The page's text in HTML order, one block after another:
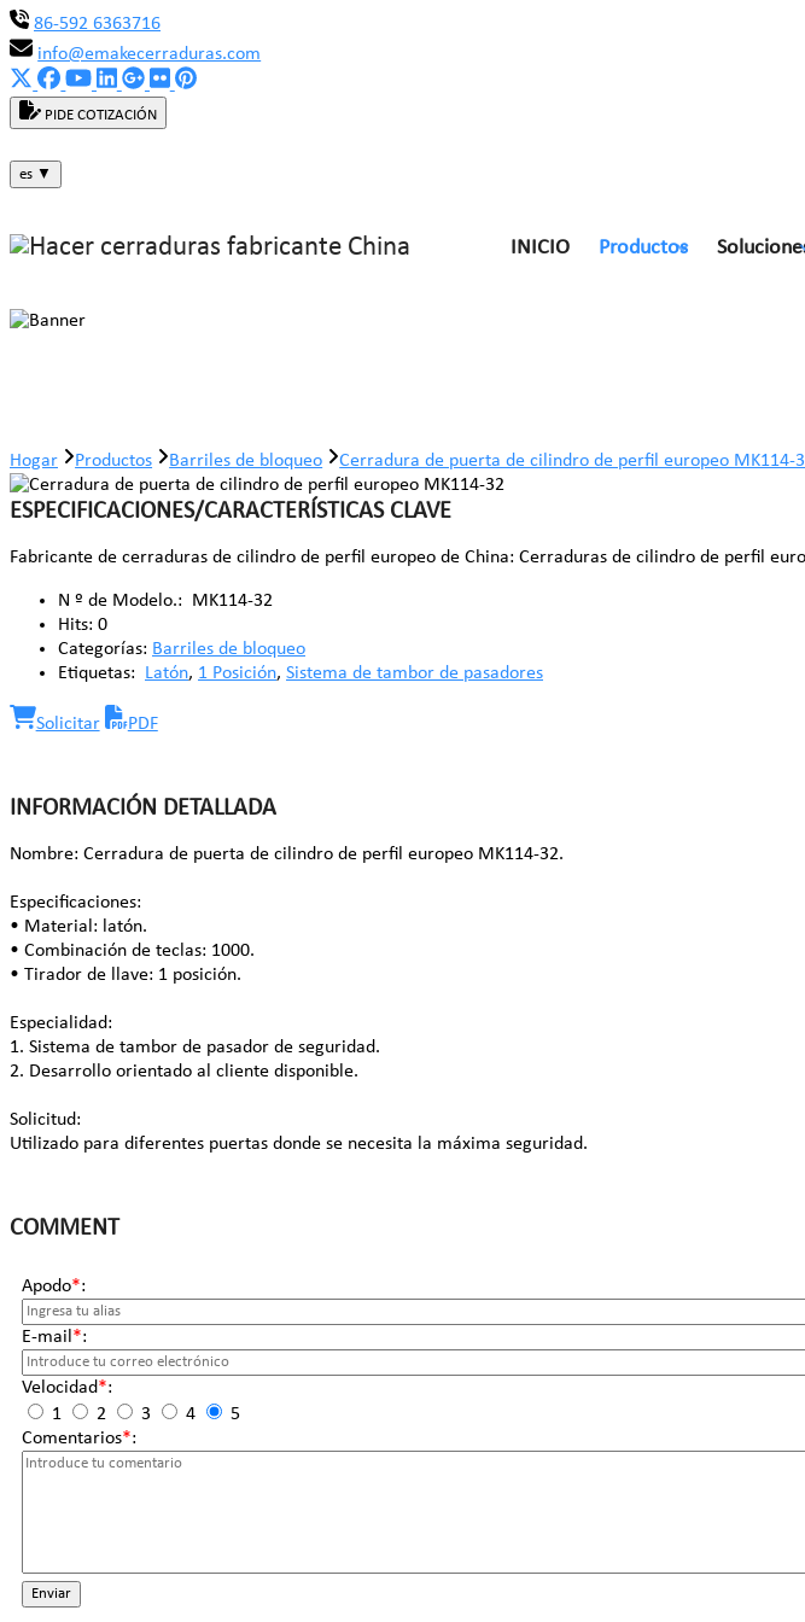
86-592 6363716
info@emakecerraduras.com
PIDE COTIZACIÓN
es ▼
INICIO Productos
Hogar Productos Barriles de bloqueo Cerradura de puerta de cilindro de perfil europeo MK114-
ESPECIFICACIONES/CARACTERÍSTICAS CLAVE
Fabricante de cerraduras de cilindro de perfil europeo de China: Cerraduras de cilindro de perfil
N º de Modelo.:
MK114-32
Hits: 0
Categorías: Barriles de bloqueo
Etiquetas:
Latón, 1 Posición, Sistema de tambor de pasadores
Solicitar PDF
INFORMACIÓN DETALLADA
Nombre: Cerradura de puerta de cilindro de perfil europeo MK114-32.
Especificaciones:
• Material: latón.
• Combinación de teclas: 1000.
• Tirador de llave: 1 posición.
Especialidad:
1. Sistema de tambor de pasador de seguridad.
2. Desarrollo orientado al cliente disponible.
Solicitud:
Utilizado para diferentes puertas donde se necesita la máxima seguridad.
COMMENT
Apodo*:
E-mail *:
Velocidad*:
1
2 3 4
5
Comentarios*:
Enviar